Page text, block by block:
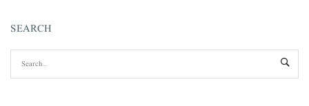
SEARCH